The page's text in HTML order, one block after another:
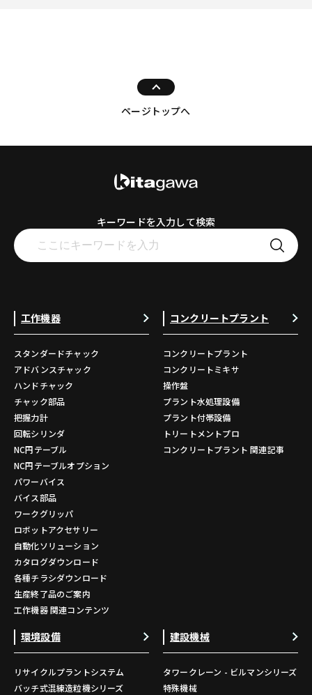
ページトップへ
キーワードを入力して検索
工作機器
スタンダードチャック
アドバンスチャック
ハンドチャック
チャック部品
把握力計
回転シリンダ
NC円テーブル
NC円テーブルオプション
パワーバイス
バイス部品
ワークグリッパ
ロボットアクセサリー
自動化ソリューション
カタログダウンロード
各種チラシダウンロード
生産終了品のご案内
工作機器 関連コンテンツ
コンクリートプラント
コンクリートプラント
コンクリートミキサ
操作盤
プラント水処理設備
プラント付帯設備
トリートメントプロ
コンクリートプラント 関連記事
環境設備
リサイクルプラントシステム
バッチ式混練造粒機シリーズ
建設機械
タワークレーン - ビルマンシリーズ
特殊機械